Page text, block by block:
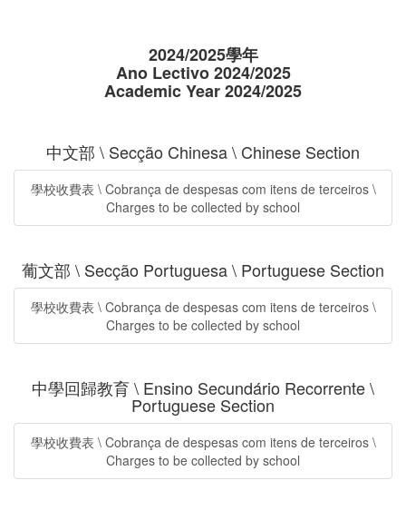
2024/2025學年
Ano Lectivo 2024/2025
Academic Year 2024/2025
中文部 \ Secção Chinesa \ Chinese Section
學校收費表 \ Cobrança de despesas com itens de terceiros \
Charges to be collected by school
葡文部 \ Secção Portuguesa \ Portuguese Section
學校收費表 \ Cobrança de despesas com itens de terceiros \
Charges to be collected by school
中學回歸教育 \ Ensino Secundário Recorrente \
Portuguese Section
學校收費表 \ Cobrança de despesas com itens de terceiros \
Charges to be collected by school